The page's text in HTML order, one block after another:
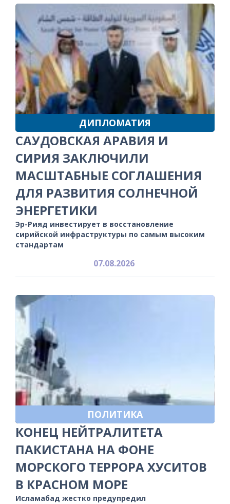
ДИПЛОМАТИЯ
САУДОВСКАЯ АРАВИЯ И
СИРИЯ ЗАКЛЮЧИЛИ
МАСШТАБНЫЕ СОГЛАШЕНИЯ
ДЛЯ РАЗВИТИЯ СОЛНЕЧНОЙ
ЭНЕРГЕТИКИ
Эр-Рияд инвестирует в восстановление
сирийской инфраструктуры по самым высоким
стандартам
07.08.2026
ПОЛИТИКА
КОНЕЦ НЕЙТРАЛИТЕТА
ПАКИСТАНА НА ФОНЕ
МОРСКОГО ТЕРРОРА ХУСИТОВ
В КРАСНОМ МОРЕ
Исламабад жестко предупредил